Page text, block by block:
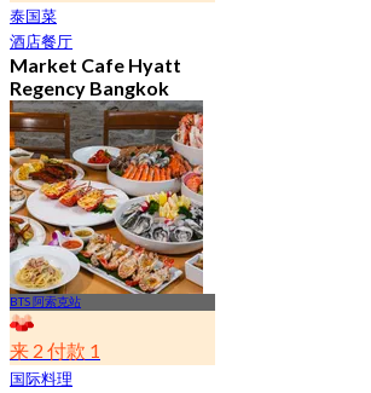
泰国菜
酒店餐厅
Market Cafe Hyatt
Regency Bangkok
Sukhumvit
4.8
11.9K 已预订
起฿ 382.5
BTS 阿索克站
来 2 付款 1
国际料理